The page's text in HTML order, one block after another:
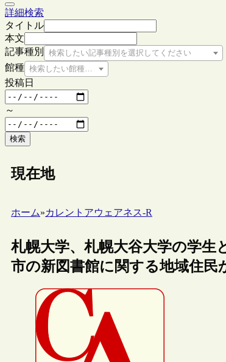
詳細検索
タイトル
本文
記事種別
検索したい記事種別を選択してください
館種 検索したい館種を選択してください
投稿日
～
検索
現在地
ホーム»カレントアウェアネス-R
札幌大学、札幌大谷大学の学生
市の新図書館に関する地域住